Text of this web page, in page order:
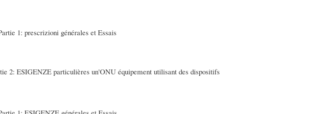
1: prescrizioni générales et Essais
2: ESIGENZE particulières un'ONU équipement utilisant des dispositifs